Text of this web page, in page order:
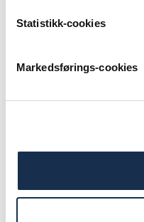
Statistikk-cookies
Markedsførings-cookies